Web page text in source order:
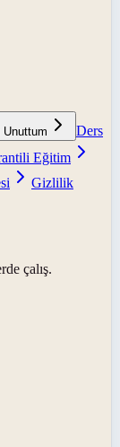
Ders
Eğitim
Gizlilik
çalış.